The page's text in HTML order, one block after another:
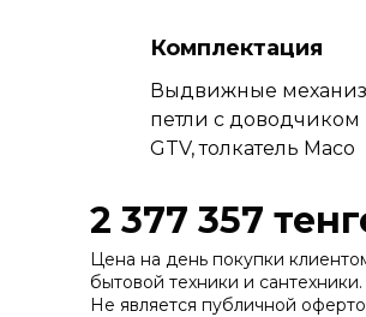
Комплектация
Выдвижные
петли с доводчиком
GTV, толкатель Maco
2 377 357
Цена на день покупки
бытовой техники и сантехники.
Не является публичной